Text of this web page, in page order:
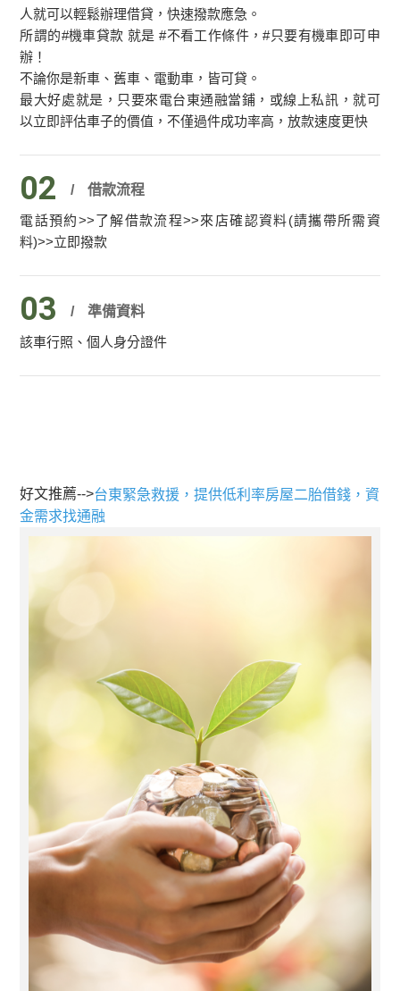
人就可以輕鬆辦理借貸，快速撥款應急。
所謂的#機車貸款 就是 #不看工作條件，#只要有機車即可申
辦！
不論你是新車、舊車、電動車，皆可貸。
最大好處就是，只要來電台東通融當鋪，或線上私訊，就可
以立即評估車子的價值，不僅過件成功率高，放款速度更快
02
借款流程
電話預約>>了解借款流程>>來店確認資料(請攜帶所需資
料)>>立即撥款
03
準備資料
該車行照、個人身分證件
好文推薦-->台東緊急救援，提供低利率房屋二胎借錢，資
金需求找通融